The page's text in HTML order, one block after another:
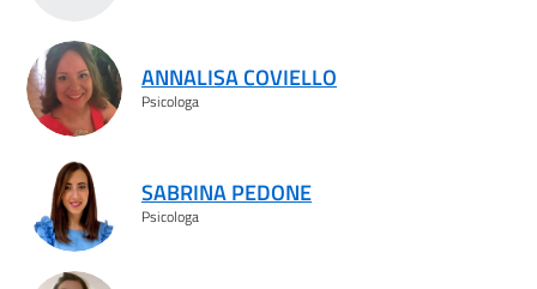
ANNALISA COVIELLO
Psicologa
SABRINA PEDONE
Psicologa